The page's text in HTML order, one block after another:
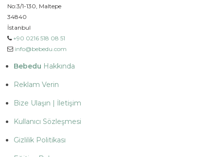
No:3/1-130, Maltepe
34840
İstanbul
+90 0216 518 08 51
info@bebedu.com
Bebedu Hakkında
Reklam Verin
Bize Ulaşın | İletişim
Kullanıcı Sözleşmesi
Gizlilik Politikası